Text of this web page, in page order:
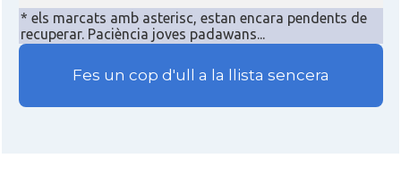
* els marcats amb asterisc, estan encara pendents de
recuperar. Paciència joves padawans...
Fes un cop d'ull a la llista sencera